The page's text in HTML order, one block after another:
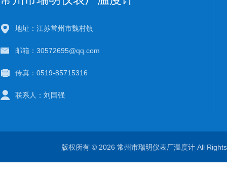
地址：江苏常州市魏村镇
邮箱：30572695@qq.com
传真：0519-85715316
联系人：刘国强
版权所有 © 2026 常州市瑞明仪表厂温度计 All